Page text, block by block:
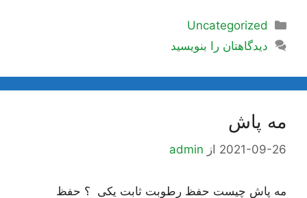
دسته‌ها
Uncategorized
دیدگاهتان را بنویسید
مه پاش
2021-09-26 از admin
مه پاش چیست حفظ رطوبت ثابت یکی ؟ حفظ